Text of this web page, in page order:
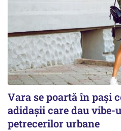
Vara se poartă în pași
adidașii care dau
petrecerilor urbane